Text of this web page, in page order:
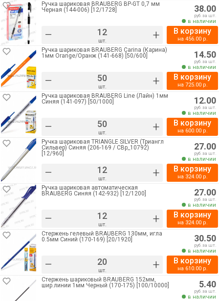
Ручка шариковая BRAUBERG BP-GT 0,7 мм
Черная (144-006) [12/1728]
– шт. +
38.00
руб. за шт.
в наличии
В корзину
на 456.00р.
Ручка шариковая BRAUBERG Carina (Карина)
1мм Orange/Оранж (141-668) [50/600]
– шт. +
14.50
руб. за шт.
в наличии
В корзину
на 725.00р.
Ручка шариковая BRAUBERG Line (Лайн) 1мм
Синяя (141-097) [50/1000]
– шт. +
12.00
руб. за шт.
в наличии
В корзину
на 600.00р.
Ручка шариковая TRIANGLE SILVER (Триангл
Сильвер) Синяя (206-169 / CBp_10792)
[12/960]
– шт. +
27.00
руб. за шт.
в наличии
В корзину
на 324.00р.
Ручка шариковая автоматическая
BRAUBERG Синяя (142-932) [12/1200]
– шт. +
27.00
руб. за шт.
в наличии
В корзину
на 324.00р.
Стержень гелевый BRAUBERG 130мм, игла
0.5мм Синий (170-169) [20/1920]
– шт. +
30.50
руб. за шт.
в наличии
В корзину
на 610.00р.
Стержень шариковый BRAUBERG 152мм,
шир.линии 1мм Черный (170-175) [100/10000]
5.40
руб. за шт.
в наличии